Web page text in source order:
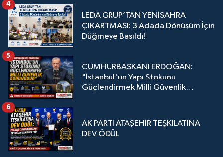
LEDA GRUP’TAN YENİSAHRA
ÇIKARTMASI: 3 Adada Dönüşüm İçin
Düğmeye Basıldı!
4
CUMHURBAŞKANI ERDOĞAN:
"İstanbul'un Yapı Stokunu
Güçlendirmek Milli Güvenlik
5
AK PARTİ ATAŞEHİR TEŞKİLATINA
DEV ÖDÜL
6